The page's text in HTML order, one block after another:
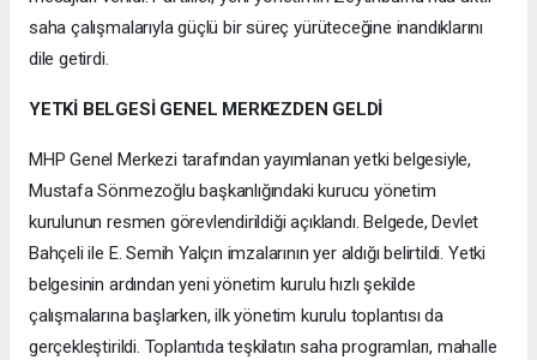
saha çalışmalarıyla güçlü bir süreç yürüteceğine inandıklarını
dile getirdi.
YETKİ BELGESİ GENEL MERKEZDEN GELDİ
MHP Genel Merkezi tarafından yayımlanan yetki belgesiyle,
Mustafa Sönmezoğlu başkanlığındaki kurucu yönetim
kurulunun resmen görevlendirildiği açıklandı. Belgede, Devlet
Bahçeli ile E. Semih Yalçın imzalarının yer aldığı belirtildi. Yetki
belgesinin ardından yeni yönetim kurulu hızlı şekilde
çalışmalarına başlarken, ilk yönetim kurulu toplantısı da
gerçekleştirildi. Toplantıda teşkilatın saha programları, mahalle